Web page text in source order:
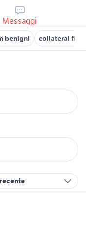
Messaggi
benigni collateral film